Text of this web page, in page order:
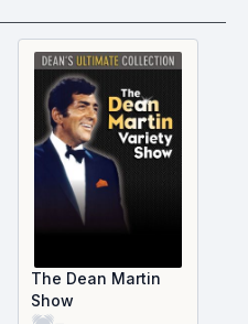
The Dean Martin
Show